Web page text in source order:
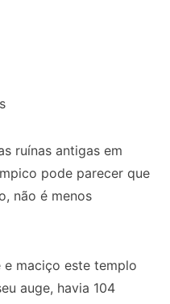
ruínas antigas em
pode parecer que
não é menos
e maciço este templo
auge, havia 104